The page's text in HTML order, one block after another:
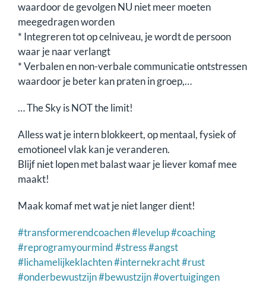
waardoor de gevolgen NU niet meer moeten
meegedragen worden
* Integreren tot op celniveau, je wordt de persoon
waar je naar verlangt
* Verbalen en non-verbale communicatie ontstressen
waardoor je beter kan praten in groep,…
… The Sky is NOT the limit!
Alless wat je intern blokkeert, op mentaal, fysiek of
emotioneel vlak kan je veranderen.
Blijf niet lopen met balast waar je liever komaf mee
maakt!
Maak komaf met wat je niet langer dient!
#transformerendcoachen#levelup#coaching
#reprogramyourmind#stress#angst
#lichamelijkeklachten#internekracht#rust
#onderbewustzijn#bewustzijn#overtuigingen